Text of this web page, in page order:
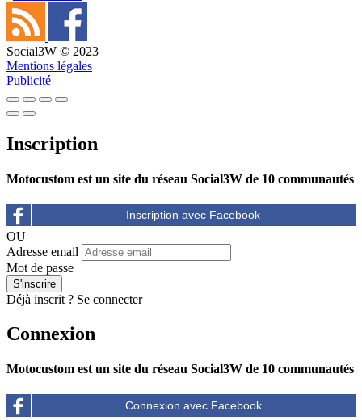
Social3W © 2023
Mentions légales
Publicité
Inscription
Motocustom est un site du réseau Social3W de 10 communautés
OU
Adresse email
Mot de passe
Déjà inscrit ? Se connecter
Connexion
Motocustom est un site du réseau Social3W de 10 communautés